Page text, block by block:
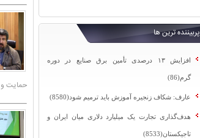
پربیننده ترین ها
افزایش ۱۳ درصدی تأمین برق صنایع در دوره
گرم(86)
عارف: شکاف زنجیره آموزش باید ترمیم شود(8580)
هدف‌گذاری تجارت یک میلیارد دلاری میان ایران و
تاجیکستان(8533)
حمایت و